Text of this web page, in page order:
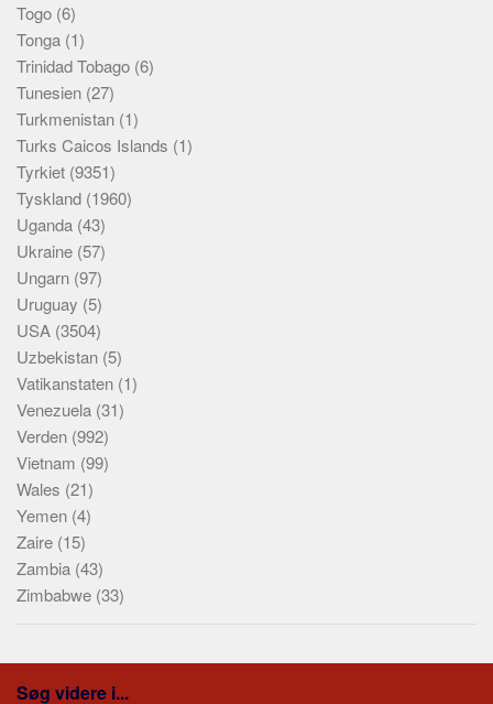
Togo (6)
Tonga (1)
Trinidad Tobago (6)
Tunesien (27)
Turkmenistan (1)
Turks Caicos Islands (1)
Tyrkiet (9351)
Tyskland (1960)
Uganda (43)
Ukraine (57)
Ungarn (97)
Uruguay (5)
USA (3504)
Uzbekistan (5)
Vatikanstaten (1)
Venezuela (31)
Verden (992)
Vietnam (99)
Wales (21)
Yemen (4)
Zaire (15)
Zambia (43)
Zimbabwe (33)
Søg videre i...